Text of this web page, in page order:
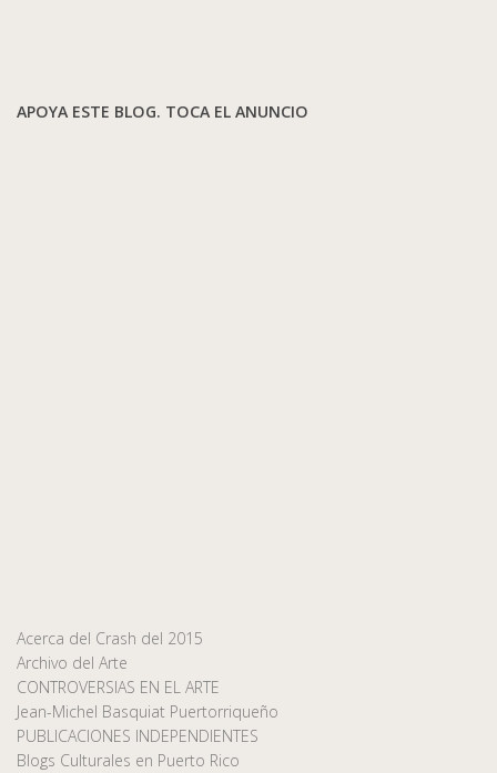
APOYA ESTE BLOG. TOCA EL ANUNCIO
Acerca del Crash del 2015
Archivo del Arte
CONTROVERSIAS EN EL ARTE
Jean-Michel Basquiat Puertorriqueño
PUBLICACIONES INDEPENDIENTES
Blogs Culturales en Puerto Rico